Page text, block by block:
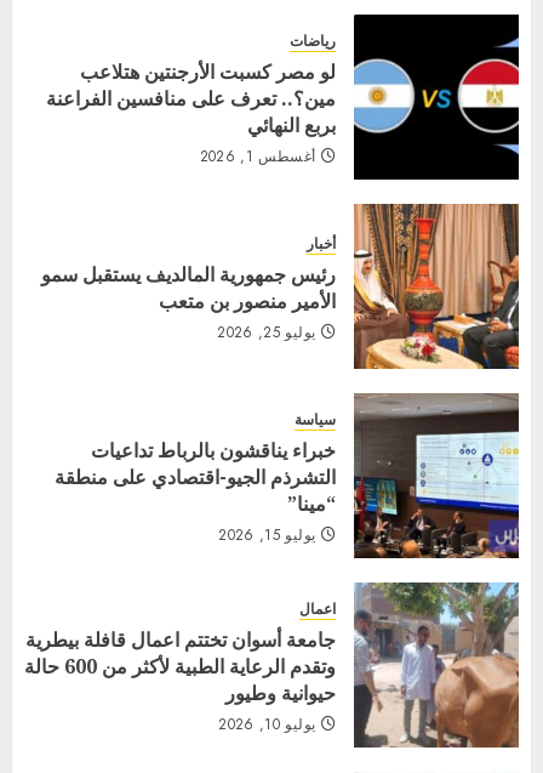
رياضات
لو مصر كسبت الأرجنتين هتلاعب
مين؟.. تعرف على منافسين الفراعنة
بربع النهائي
أغسطس 1, 2026
أخبار
رئيس جمهورية المالديف يستقبل سمو
الأمير منصور بن متعب
يوليو 25, 2026
سياسة
خبراء يناقشون بالرباط تداعيات
التشرذم الجيو-اقتصادي على منطقة
“مينا”
يوليو 15, 2026
اعمال
جامعة أسوان تختتم اعمال قافلة بيطرية
وتقدم الرعاية الطبية لأكثر من 600 حالة
حيوانية وطيور
يوليو 10, 2026